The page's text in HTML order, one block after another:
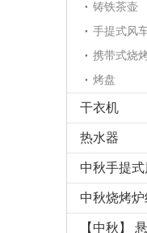
铸铁茶壶
手提式风
携带式烧
烤盘
干衣机
热水器
中秋手提
中秋烧烤炉
【中秋】